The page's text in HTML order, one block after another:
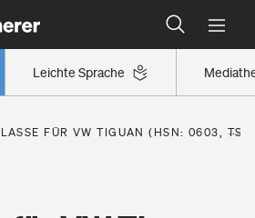
Leichte Sprache
Versicherer finden
Ihre Region eingestuft
Versicherer finden
FÜR VW TIGUAN (HSN: 0603,